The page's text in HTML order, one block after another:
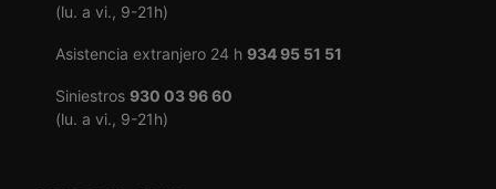
(lu. a vi., 9-21h)
Asistencia extranjero 24 h 934 95 51 51
Siniestros 930 03 96 60
(lu. a vi., 9-21h)